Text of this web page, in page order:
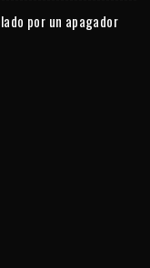
por un apagador